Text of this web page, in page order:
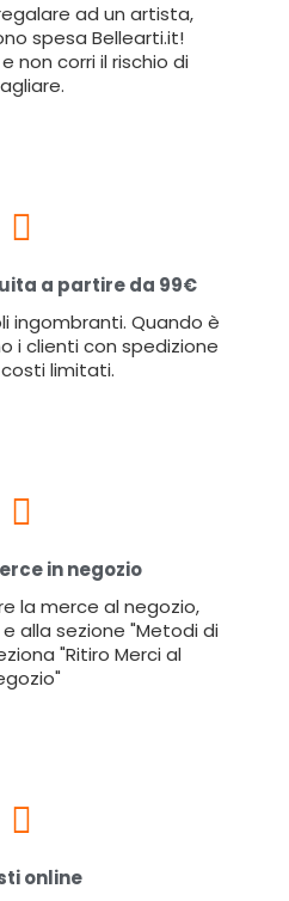
ad un artista,
spesa Bellearti.it!
non corri il rischio di
a partire da 99€
ingombranti. Quando è
i clienti con spedizione
limitati.
in negozio
la merce al negozio,
alla sezione "Metodi di
"Ritiro Merci al
online